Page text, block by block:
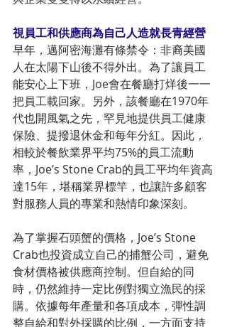
視員工和供應商為自己人造就長青經營
早年，邁阿密海灘有條禁令：非裔美國
人在太陽下山後不得外出。為了讓員工
能安心上下班，Joe會在餐廳打烊後一一
把員工載回家。另外，該餐廳在1970年
代也開風氣之先，罕見地提供員工健康
保險、提撥退休金和每年分紅。因此，
相較於餐飲業界平均75%的員工流動
率，Joe’s Stone Crab的員工平均年資高
達15年，堪稱業界標竿，也讓許多顧客
對服務人員的專業和熱情印象深刻。
為了掌握石頭蟹的價格，Joe’s Stone
Crab也投資成立自己的捕蟹公司，避免
食材價格被供應商控制。但自給的同
時，仍然維持一定比例對獨立漁民的採
購。依據每年產量和各項成本，彈性調
整自給和對外採購的比例，一方面支持